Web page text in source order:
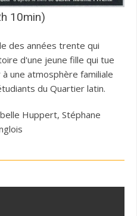
10min)
des années trente qui
d'une jeune fille qui tue
une atmosphère familiale
du Quartier latin.
Huppert, Stéphane